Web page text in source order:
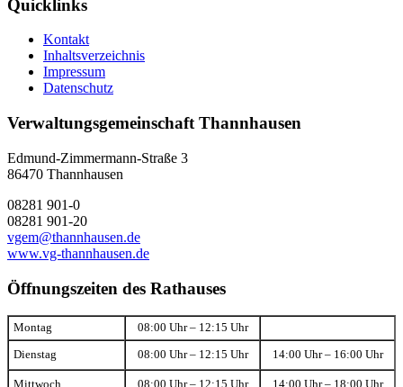
Quicklinks
Kontakt
Inhaltsverzeichnis
Impressum
Datenschutz
Verwaltungsgemeinschaft Thannhausen
Edmund-Zimmermann-Straße 3
86470 Thannhausen
08281 901-0
08281 901-20
vgem@thannhausen.de
www.vg-thannhausen.de
Öffnungszeiten des Rathauses
Montag 08:00 Uhr – 12:15 Uhr
Dienstag 08:00 Uhr – 12:15 Uhr 14:00 Uhr – 16:00 Uhr